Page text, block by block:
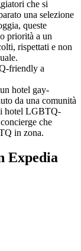
che si
una selezione
queste
priorità a un
rispettati e non
friendly a
hotel gay-
da una comunità
hotel LGBTQ-
che
in zona.
Expedia